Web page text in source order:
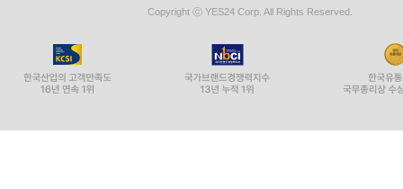
Copyright ⓒ YES24 Corp. All Rights Reserved.